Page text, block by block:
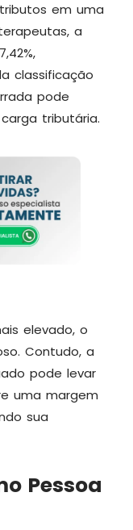
em uma
a
classificação
pode
tributária.
elevado, o
Contudo, a
pode levar
uma margem
sua
Pessoa